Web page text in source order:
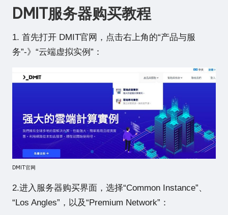
DMIT服务器购买教程
1. 首先打开 DMIT官网 ，点击右上角的“产品与服
务”-》“云端虚拟实例”：
DMIT官网
2.进入服务器购买界面，选择“Common Instance”、
“Los Angles”，以及“Premium Network”：